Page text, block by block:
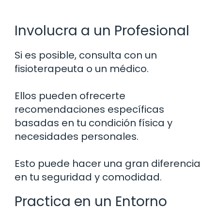
Involucra a un Profesional
Si es posible, consulta con un
fisioterapeuta o un médico.
Ellos pueden ofrecerte
recomendaciones específicas
basadas en tu condición física y
necesidades personales.
Esto puede hacer una gran diferencia
en tu seguridad y comodidad.
Practica en un Entorno